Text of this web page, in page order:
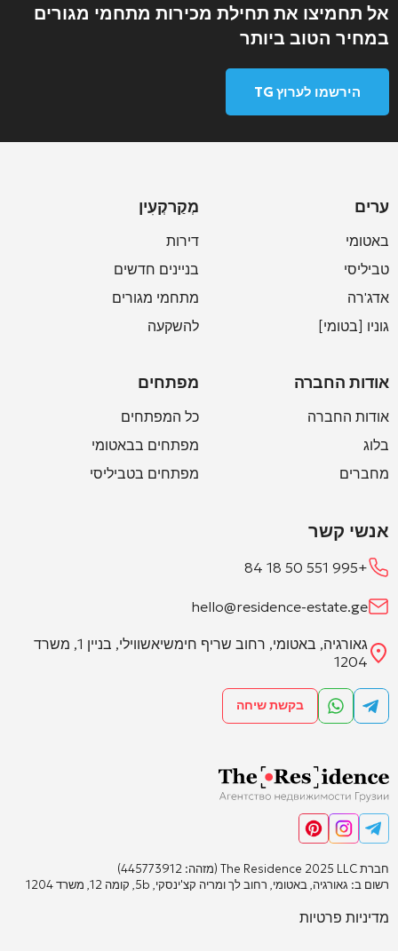
אל תחמיצו את תחילת מכירות מתחמי מגורים
במחיר הטוב ביותר
הירשמו לערוץ TG
חברת The Residence 2025 LLC (מזהה: 445773912)
רשום ב: גאורגיה, באטומי, רחוב לך ומריה קצ'ינסקי, 5b, קומה 12, משרד 1204
מדיניות פרטיות
ערים
באטומי
טביליסי
אדג'רה
גוניו [בטומי]
אודות החברה
אודות החברה
בלוג
מחברים
מְקַרקְעִין
דירות
בניינים חדשים
מתחמי מגורים
להשקעה
מפתחים
כל המפתחים
מפתחים בבאטומי
מפתחים בטביליסי
אנשי קשר
+995 551 50 18 84
hello@residence-estate.ge
גאורגיה, באטומי, רחוב שריף חימשיאשווילי, בניין 1, משרד
1204
בקשת שיחה